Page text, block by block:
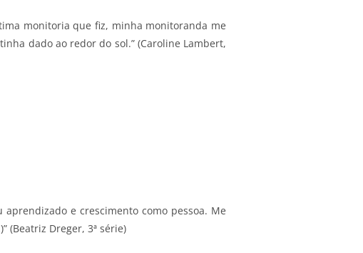
monitoria que fiz, minha monitoranda me
dado ao redor do sol.” (Caroline Lambert,
e crescimento como pessoa. Me
(Beatriz Dreger, 3ª série)